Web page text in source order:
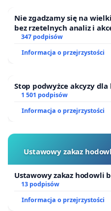
Nie zgadzamy się na
bez rzetelnych analiz i
347 podpisów
Informacja o przejrzystości
Stop podwyżce akcyzy
1 501 podpisów
Informacja o przejrzystości
Ustawowy zakaz
Ustawowy zakaz hodowli
13 podpisów
Informacja o przejrzystości